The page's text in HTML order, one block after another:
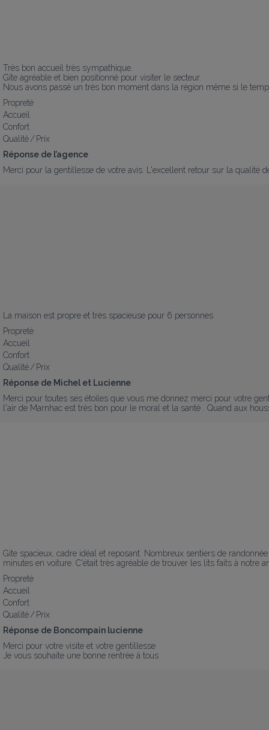
Très bon accueil très sympathique.
Gîte agréable et bien positionné pour visiter le secteur.
Nous avons passé un très bon moment dans la région même si le
Propreté
Accueil
Confort
Qualité / Prix
Réponse de l’agence
Merci pour la gentillesse de votre avis. L'excellent retour sur la qualité
La maison est propre et très spacieuse pour 6 personnes
Propreté
Accueil
Confort
Qualité / Prix
Réponse de Michel et Lucienne
Merci pour toutes ses étoiles que vous me donnez merci pour votre
l'air de Marnhac est très bon pour le moral et la santè . Quand aux
Gite spacieux, cadre idéal et reposant. Nombreux sentiers de
minutes en voiture. C'était très agréable de trouver les lits faits à notre
Propreté
Accueil
Confort
Qualité / Prix
Réponse de Boncompain lucienne
Merci pour votre visite et votre gentillesse
Je vous souhaite une bonne rentrée à tous